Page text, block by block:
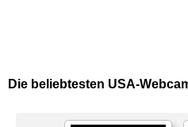
Die beliebtesten USA-